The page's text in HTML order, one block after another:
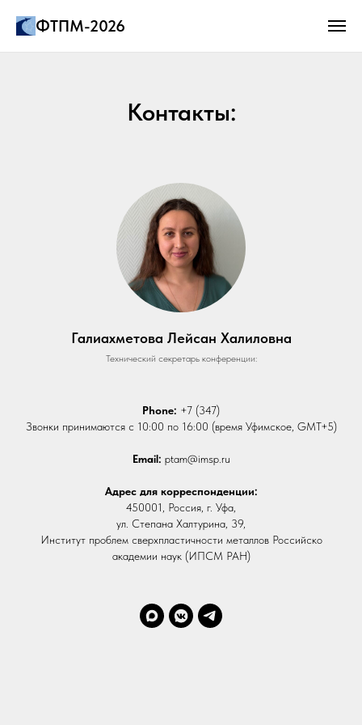
ФТПМ-2026
Контакты:
Галиахметова Лейсан Халиловна
Технический секретарь конференции:
Phone: +7 (347)
Звонки принимаются с 10:00 по 16:00 (время Уфимское, GMT+5)
Email: ptam@imsp.ru
Адрес для корреспонденции:
450001, Россия, г. Уфа,
ул. Степана Халтурина, 39,
Институт проблем сверхпластичности металлов Российско
академии наук (ИПСМ РАН)